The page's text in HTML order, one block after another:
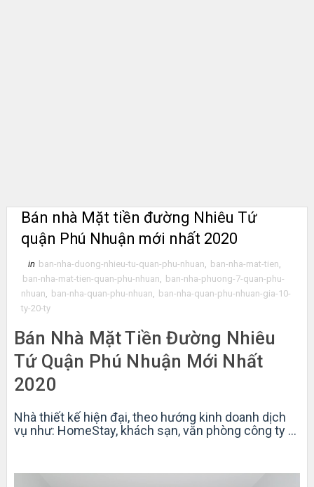
Bán nhà Mặt tiền đường Nhiêu Tứ
quận Phú Nhuận mới nhất 2020
in ban-nha-duong-nhieu-tu-quan-phu-nhuan, ban-nha-mat-tien,
ban-nha-mat-tien-quan-phu-nhuan, ban-nha-phuong-7-quan-phu-
nhuan, ban-nha-quan-phu-nhuan, ban-nha-quan-phu-nhuan-gia-10-
ty-20-ty
Bán Nhà Mặt Tiền Đường Nhiêu
Tứ Quận Phú Nhuận Mới Nhất
2020
Nhà thiết kế hiện đại, theo hướng kinh doanh dịch
vụ như: HomeStay, khách sạn, văn phòng công ty ...